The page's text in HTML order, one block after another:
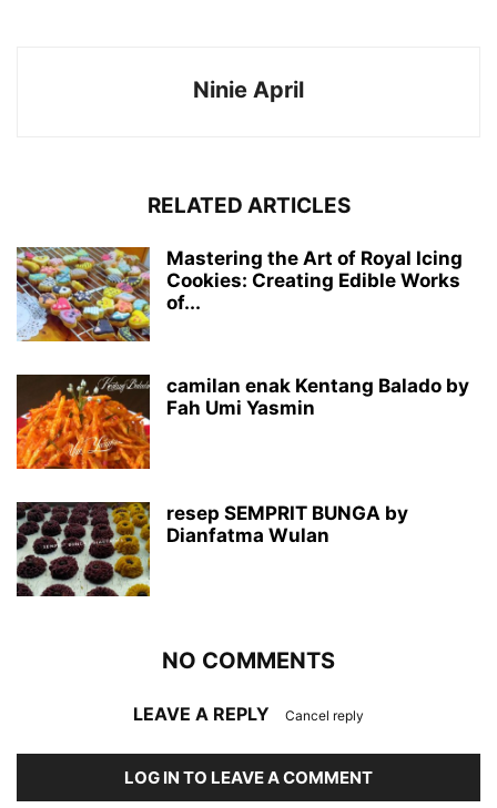
Ninie April
RELATED ARTICLES
Mastering the Art of Royal Icing
Cookies: Creating Edible Works
of...
camilan enak Kentang Balado by
Fah Umi Yasmin
resep SEMPRIT BUNGA by
Dianfatma Wulan
NO COMMENTS
LEAVE A REPLY Cancel reply
LOG IN TO LEAVE A COMMENT